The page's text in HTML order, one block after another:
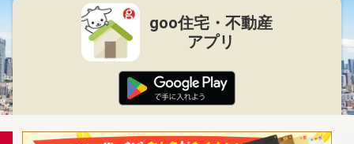
goo住宅・不動産
アプリ